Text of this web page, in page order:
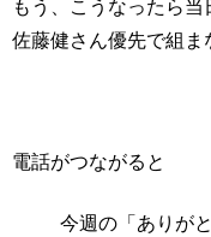
もう、こうなったら当
佐藤健さん優先で組ま
電話がつながると
今週の「ありが